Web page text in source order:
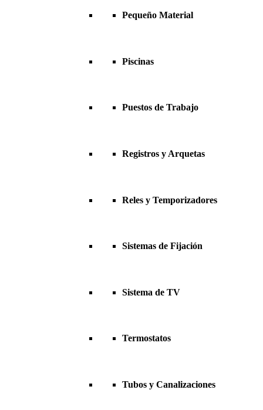
Pequeño Material
Piscinas
Puestos de Trabajo
Registros y Arquetas
Reles y Temporizadores
Sistemas de Fijación
Sistema de TV
Termostatos
Tubos y Canalizaciones